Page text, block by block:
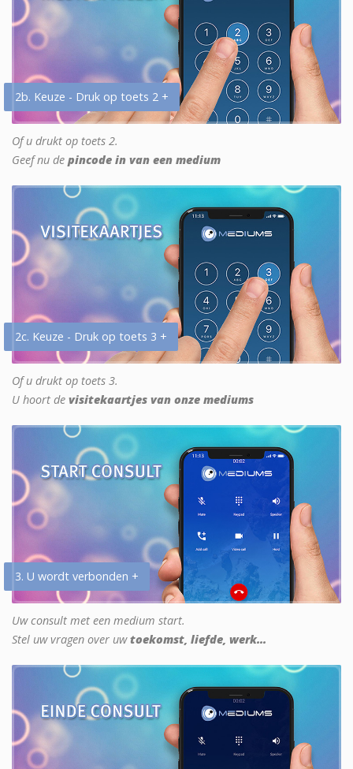
2b. Keuze - Druk op toets 2 +
Of u drukt op toets 2.
Geef nu de pincode in van een medium
2c. Keuze - Druk op toets 3 +
Of u drukt op toets 3.
U hoort de visitekaartjes van onze mediums
3. U wordt verbonden +
Uw consult met een medium start.
Stel uw vragen over uwtoekomst, liefde, werk...